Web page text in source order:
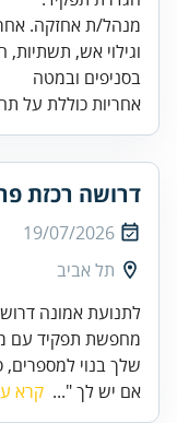
מנהל/ת אחזקה.
בסניפים ובמטה
אחריות כוללת על
דרושה רכזת
19/07/2026
תל אביב
לתנועת אמונה
מחפשת תפקיד עם
שלך בנוי למספרים,
אם יש לך "... קרא